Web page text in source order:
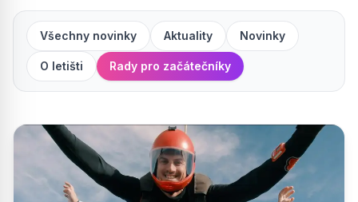
Všechny novinky Aktuality Novinky
O letišti Rady pro začátečníky